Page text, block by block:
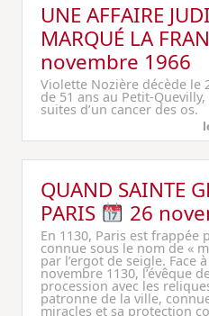
UNE AFFAIRE
MARQUÉ LA
novembre 1966
Violette Nozière décède le
de 51 ans au Petit-
suites d’un cancer des os.
QUAND SAINTE
PARIS
26
En 1130, Paris est
connue sous le nom de «
par l’ergot de seigle. Face
novembre 1130, l’évêque
procession avec les
patronne de la ville,
miracles et sa protection